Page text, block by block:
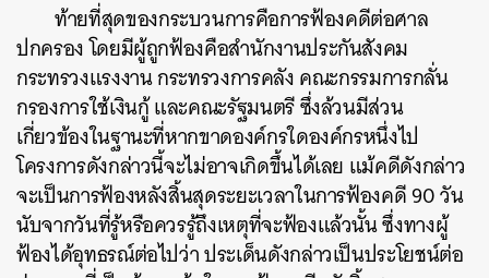
ท้ายที่สุดของกระบวนการคือการฟ้องคดีต่อศาล
ปกครอง โดยมีผู้ถูกฟ้องคือสำนักงานประกันสังคม
กระทรวงแรงงาน กระทรวงการคลัง คณะกรรมการกลั่น
กรองการใช้เงินกู้ และคณะรัฐมนตรี ซึ่งล้วนมีส่วน
เกี่ยวข้องในฐานะที่หากขาดองค์กรใดองค์กรหนึ่งไป
โครงการดังกล่าวนี้จะไม่อาจเกิดขึ้นได้เลย แม้คดีดังกล่าว
จะเป็นการฟ้องหลังสิ้นสุดระยะเวลาในการฟ้องคดี 90 วัน
นับจากวันที่รู้หรือควรรู้ถึงเหตุที่จะฟ้องแล้วนั้น ซึ่งทางผู้
ฟ้องได้อุทธรณ์ต่อไปว่า ประเด็นดังกล่าวเป็นประโยชน์ต่อ